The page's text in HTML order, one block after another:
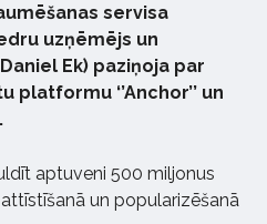
servisa
uzņēmējs un
Ek) paziņoja par
‘’Anchor’’ un
aptuveni 500 miljonus
un popularizēšanā